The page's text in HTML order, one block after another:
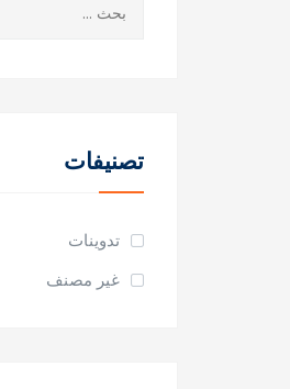
عن:
تصنيفات
تدوينات
غير مصنف